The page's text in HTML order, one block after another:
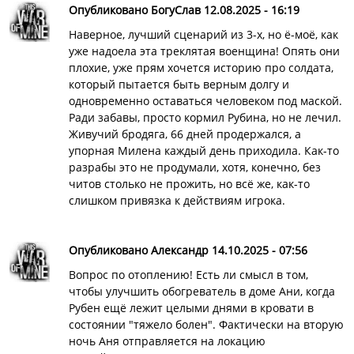
Опубликовано БогуСлав 12.08.2025 - 16:19
Наверное, лучший сценарий из 3-х, но ё-моё, как
уже надоела эта треклятая военщина! Опять они
плохие, уже прям хочется историю про солдата,
который пытается быть верным долгу и
одновременно оставаться человеком под маской.
Ради забавы, просто кормил Рубина, но не лечил.
Живучий бродяга, 66 дней продержался, а
упорная Милена каждый день приходила. Как-то
разрабы это не продумали, хотя, конечно, без
читов столько не прожить, но всё же, как-то
слишком привязка к действиям игрока.
Опубликовано Александр 14.10.2025 - 07:56
Вопрос по отоплению! Есть ли смысл в том,
чтобы улучшить обогреватель в доме Ани, когда
Рубен ещё лежит целыми днями в кровати в
состоянии "тяжело болен". Фактически на вторую
ночь Аня отправляется на локацию